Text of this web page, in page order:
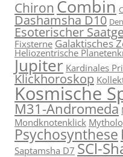
Chiron Combin
Dashamsha D10
Esoterischer
FixsterneGalaktisches
Heliozentrische
Jupiter Kardinales
Klickhoroskop
Kosmische
M31-Andromeda
Mondknotenklick
Psychosynthese
Saptamsha D7 SCl-